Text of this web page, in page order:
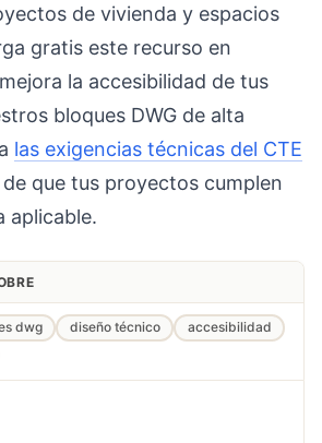
de vivienda y espacios
gratis este recurso en
la accesibilidad de tus
bloques DWG de alta
las exigencias técnicas del CTE
que tus proyectos cumplen
aplicable.
dwg diseño técnico
accesibilidad